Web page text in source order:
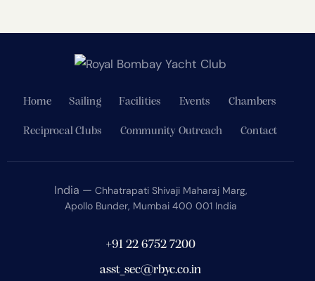
Home Sailing Facilities Events Chambers
Reciprocal Clubs Community Outreach Contact
India — Chhatrapati Shivaji Maharaj Marg,
Apollo Bunder, Mumbai 400 001 India
+91 22 6752 7200
asst_sec@rbyc.co.in